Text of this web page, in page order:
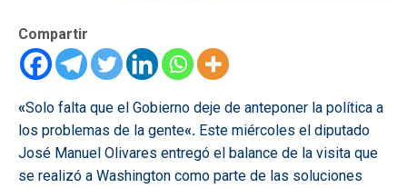
Compartir
«Solo falta que el Gobierno deje de anteponer la política a
los problemas de la gente«. Este miércoles el diputado
José Manuel Olivares entregó el balance de la visita que
se realizó a Washington como parte de las soluciones